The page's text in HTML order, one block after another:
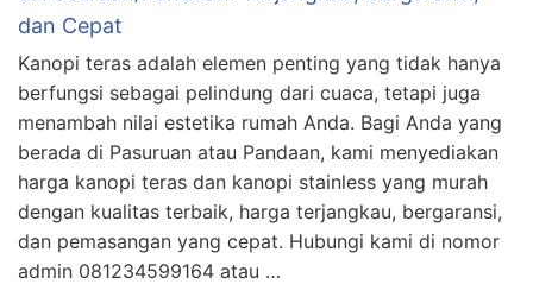
dan Cepat
Kanopi teras adalah elemen penting yang tidak hanya
berfungsi sebagai pelindung dari cuaca, tetapi juga
menambah nilai estetika rumah Anda. Bagi Anda yang
berada di Pasuruan atau Pandaan, kami menyediakan
harga kanopi teras dan kanopi stainless yang murah
dengan kualitas terbaik, harga terjangkau, bergaransi,
dan pemasangan yang cepat. Hubungi kami di nomor
admin 081234599164 atau …